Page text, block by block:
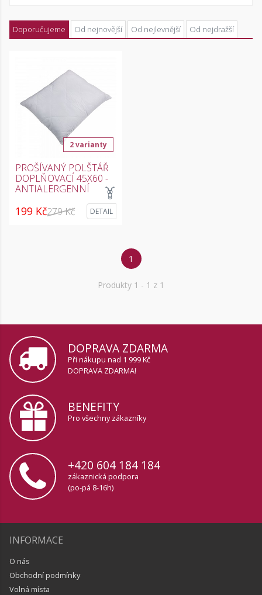
Doporučujeme Od nejnovější Od nejlevnější Od nejdražší
2 varianty
PROŠÍVANÝ POLŠTÁŘ
DOPLŇOVACÍ 45X60 -
ANTIALERGENNÍ
199 Kč279 Kč DETAIL
1
Produkty 1 - 1 z 1
DOPRAVA ZDARMA
Při nákupu nad 1 999 Kč
DOPRAVA ZDARMA!
BENEFITY
Pro všechny zákazníky
+420 604 184 184
zákaznická podpora
(po-pá 8-16h)
INFORMACE
O nás
Obchodní podmínky
Volná místa